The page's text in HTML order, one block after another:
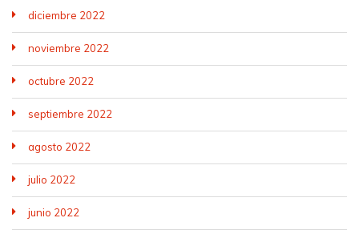
diciembre 2022
noviembre 2022
octubre 2022
septiembre 2022
agosto 2022
julio 2022
junio 2022